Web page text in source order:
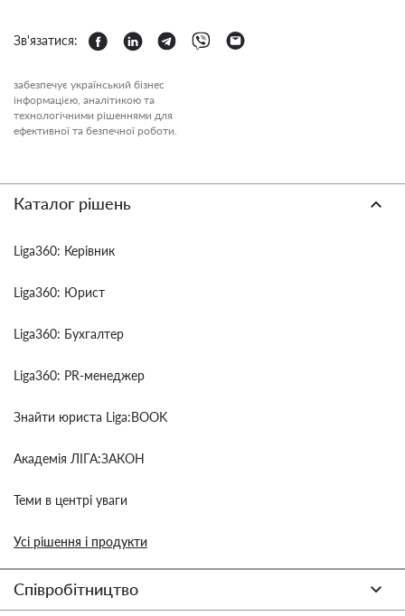
Зв'язатися:
забезпечує український бізнес
інформацією, аналітикою та
технологічними рішеннями для
ефективної та безпечної роботи.
Каталог рішень
Liga360: Керівник
Liga360: Юрист
Liga360: Бухгалтер
Liga360: PR-менеджер
Знайти юриста Liga:BOOK
Академія ЛІГА:ЗАКОН
Теми в центрі уваги
Усі рішення і продукти
Співробітництво